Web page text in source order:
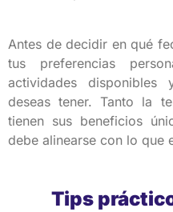
Antes de decidir en qué
tus
preferencias
actividades
disponibles
deseas tener. Tanto la
tienen sus beneficios
debe alinearse con lo que
Tips